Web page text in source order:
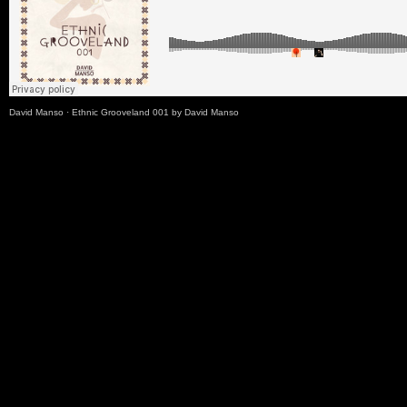
David Manso · Ethnic Grooveland 001 by David Manso